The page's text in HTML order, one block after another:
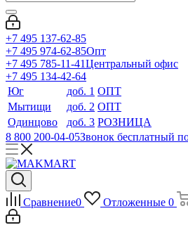
+7 495 137-62-85
+7 495 974-62-85Опт
+7 495 785-11-41Центральный офис
+7 495 134-42-64
Юг
доб. 1 ОПТ
Мытищи
доб. 2 ОПТ
Одинцово
доб. 3 РОЗНИЦА
8 800 200-04-05Звонок бесплатный
Сравнение0 Отложенные 0